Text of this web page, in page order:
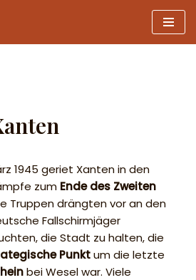
1945 geriet Xanten in den
zum Ende des Zweiten
Truppen drängten vor an den
Fallschirmjäger
die Stadt zu halten, die
Punktum die letzte
bei Wesel war. Viele